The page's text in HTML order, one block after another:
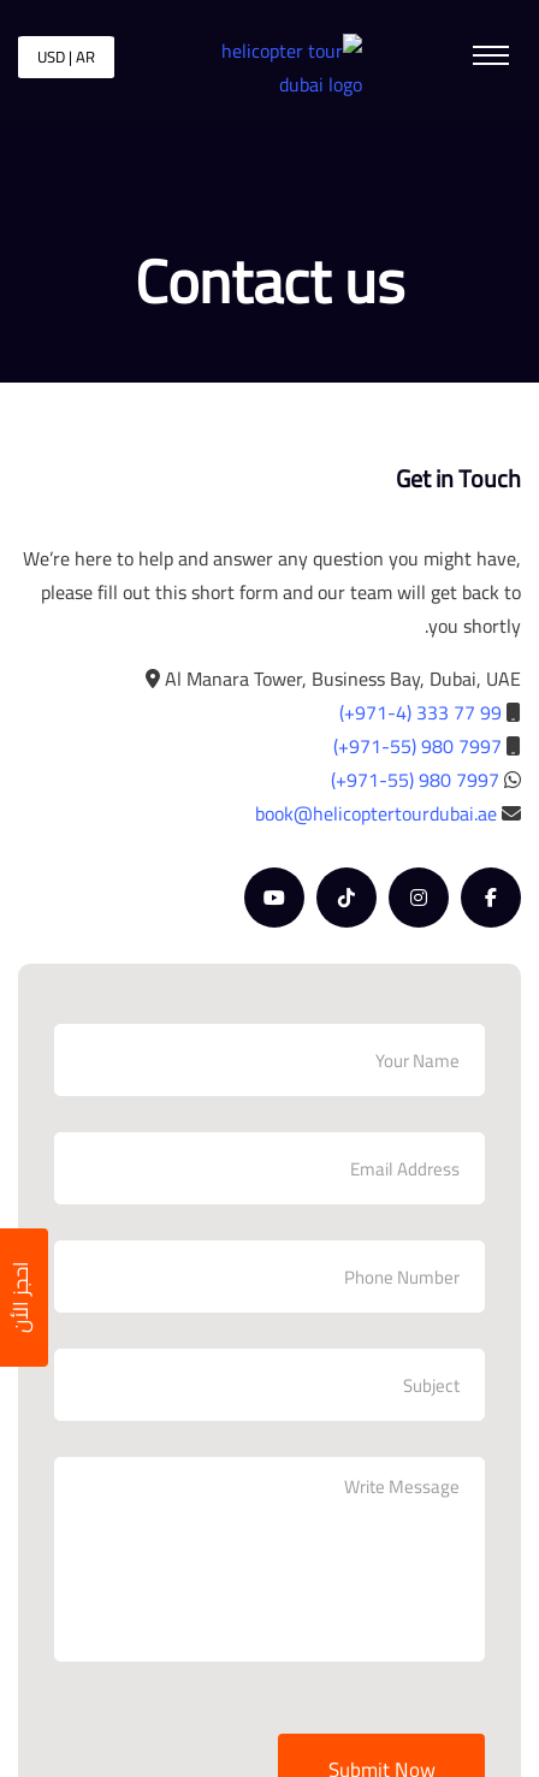
USD | AR
احجز الأن
Contact us
Get in Touch
We’re here to help and answer any question you might have,
please fill out this short form and our team will get back to
you shortly.
Al Manara Tower, Business Bay, Dubai, UAE
(+971-4) 333 77 99
(+971-55) 980 7997
(+971-55) 980 7997
book@helicoptertourdubai.ae
Submit Now